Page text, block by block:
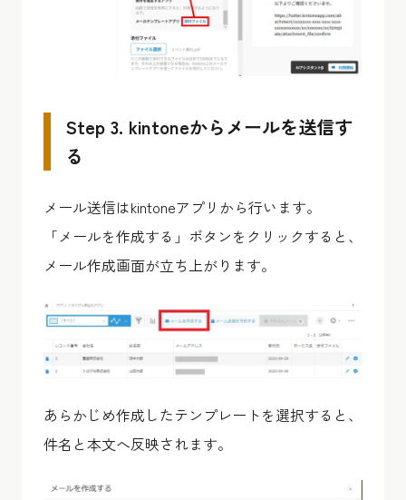
Step 3. kintoneからメールを送信す
る
メール送信はkintoneアプリから行います。
「メールを作成する」ボタンをクリックすると、
メール作成画面が立ち上がります。
あらかじめ作成したテンプレートを選択すると、
件名と本文へ反映されます。